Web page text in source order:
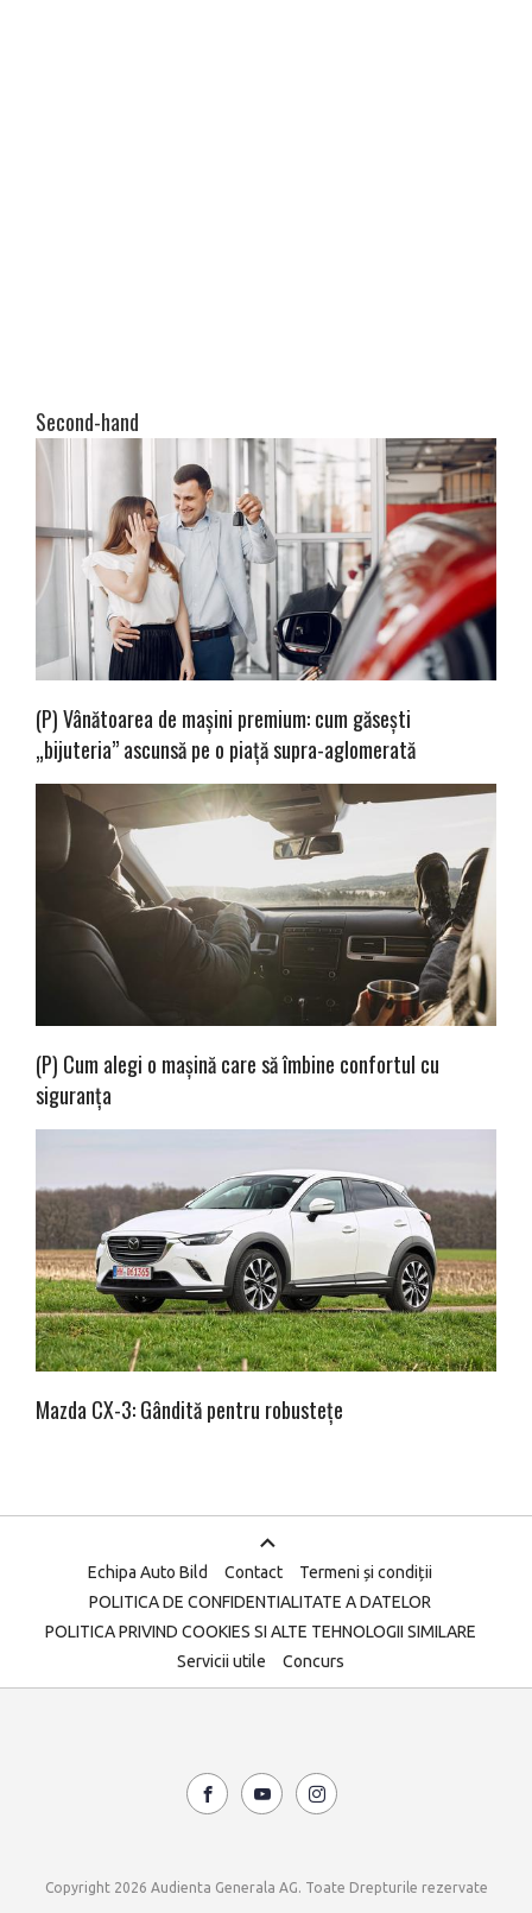
Second-hand
(P) Vânătoarea de mașini premium: cum găsești
„bijuteria” ascunsă pe o piață supra-aglomerată
(P) Cum alegi o mașină care să îmbine confortul cu
siguranța
Mazda CX-3: Gândită pentru robustețe
Echipa Auto Bild Contact
Termeni și condiții
POLITICA DE CONFIDENTIALITATE A DATELOR
POLITICA PRIVIND COOKIES SI ALTE TEHNOLOGII SIMILARE
Servicii utile
Concurs
Copyright 2026 Audienta Generala AG. Toate Drepturile rezervate